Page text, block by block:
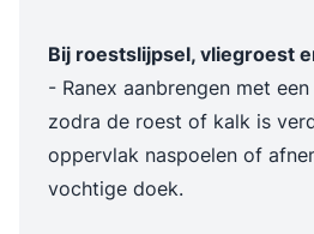
Bij roestslijpsel, vliegroest
- Ranex aanbrengen met
zodra de roest of kalk is
oppervlak naspoelen of
vochtige doek.